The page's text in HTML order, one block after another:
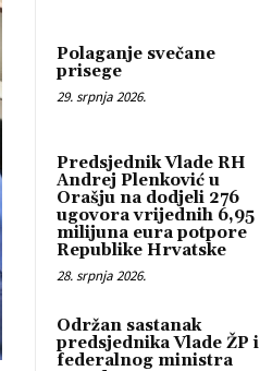
Polaganje svečane
prisege
29. srpnja 2026.
Predsjednik Vlade RH
Andrej Plenković u
Orašju na dodjeli 276
ugovora vrijednih 6,95
milijuna eura potpore
Republike Hrvatske
28. srpnja 2026.
Održan sastanak
predsjednika Vlade ŽP i
federalnog ministra